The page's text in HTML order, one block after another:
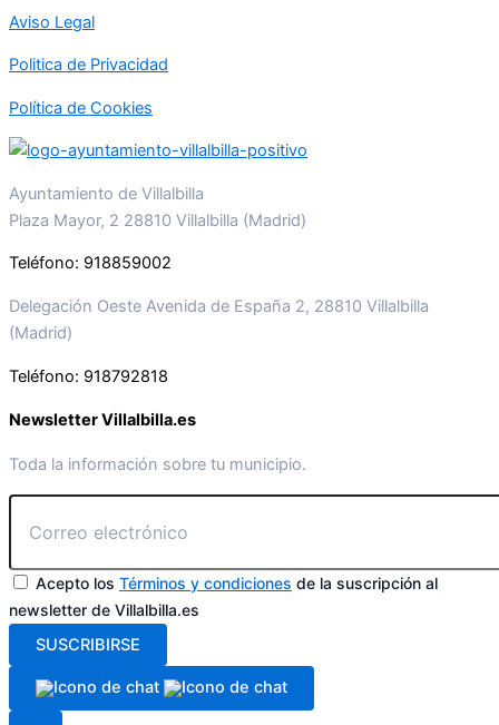
Aviso Legal
Politica de Privacidad
Política de Cookies
Ayuntamiento de Villalbilla
Plaza Mayor, 2 28810 Villalbilla (Madrid)
Teléfono: 918859002
Delegación Oeste Avenida de España 2, 28810 Villalbilla
(Madrid)
Teléfono: 918792818
Newsletter Villalbilla.es
Toda la información sobre tu municipio.
Acepto los Términos y condiciones de la suscripción al
newsletter de Villalbilla.es
SUSCRIBIRSE